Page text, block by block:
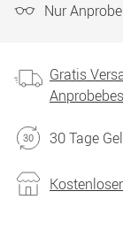
Nur
Gratis
30 Tage